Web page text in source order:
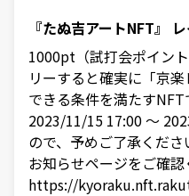
『たぬ吉アートNFT』
1000pt（試打会ポイン
リーすると確実に「京
できる条件を満たす
2023/11/15 17:00 ～
ので、予めご了承くだ
お知らせページをご確認
https://